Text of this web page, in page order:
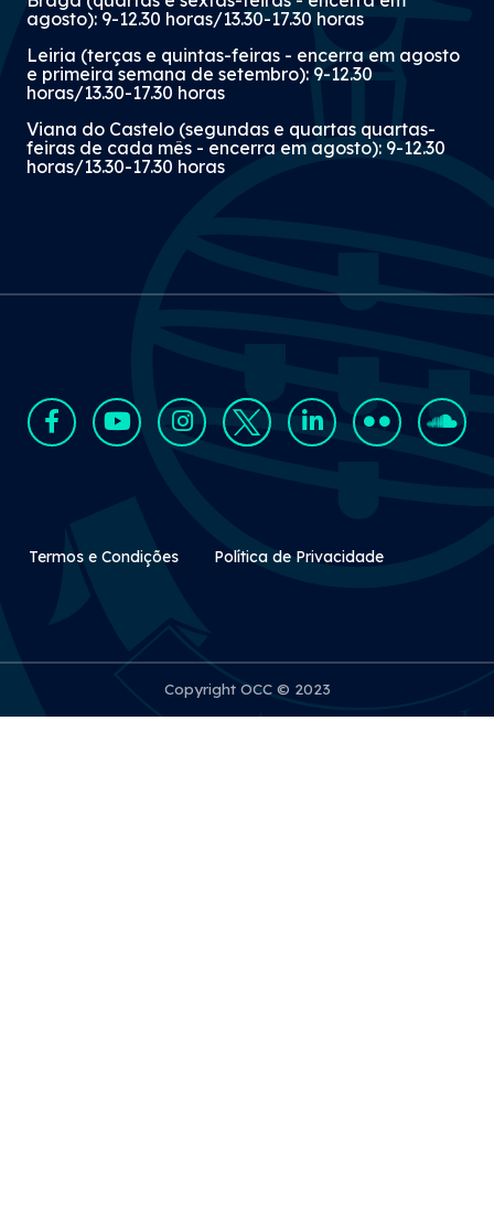
agosto): 9-12.30 horas/13.30-17.30 horas
Leiria (terças e quintas-feiras - encerra em agosto
e primeira semana de setembro): 9-12.30
horas/13.30-17.30 horas
Viana do Castelo (segundas e quartas quartas-
feiras de cada mês - encerra em agosto): 9-12.30
horas/13.30-17.30 horas
Rodapé Secundário
Termos e Condições Política de Privacidade
Copyright OCC © 2023